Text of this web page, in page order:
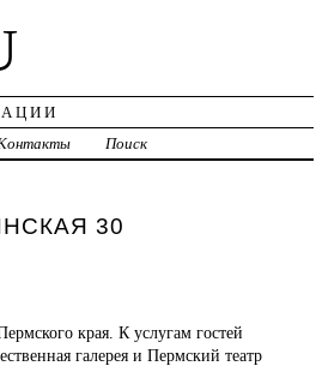
Поиск
30
края. К услугам гостей
галерея и Пермский театр